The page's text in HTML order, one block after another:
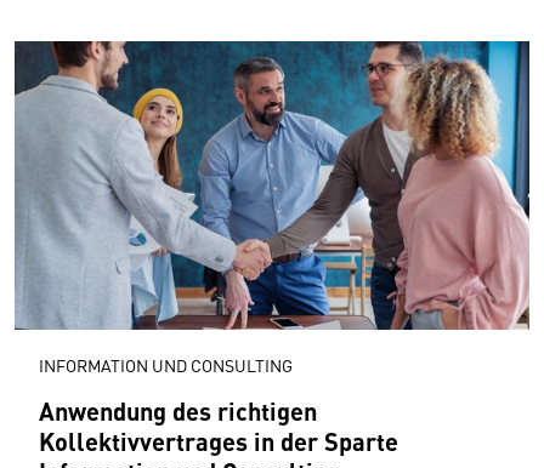
INFORMATION UND CONSULTING
Anwendung des richtigen
Kollektivvertrages in der Sparte